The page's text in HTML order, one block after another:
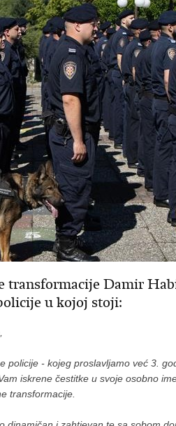
transformacije Damir
u kojoj stoji:
policije - kojeg proslavljamo već 3.
iskrene čestitke u svoje osobno
transformacije.